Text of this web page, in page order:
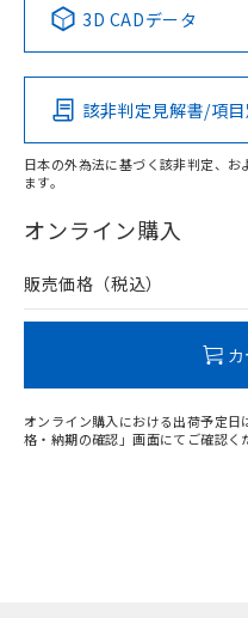
Pb Hg
O
在庫等で未対応品が混在
問い合わせください。
この
その他の認証はこ
3D CADデータ
該非判定見解書/項
日本の外為法に基づく該非判定、お
ます。
オンライン購入
販売価格（税込）
オンライン購入における出荷予定
格・納期の確認」画面にてご確認く